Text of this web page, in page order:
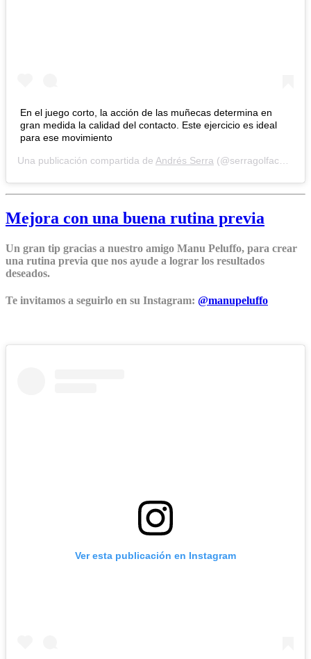
En el juego corto, la acción de las muñecas determina en
gran medida la calidad del contacto. Este ejercicio es ideal
para ese movimiento
Una publicación compartida de Andrés Serra (@serragolfacademy) el
Mejora con una buena rutina previa
Un gran tip gracias a nuestro amigo Manu Peluffo, para crear
una rutina previa que nos ayude a lograr los resultados
deseados.
Te invitamos a seguirlo en su Instagram: @manupeluffo
Ver esta publicación en Instagram